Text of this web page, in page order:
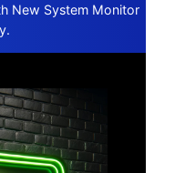
New System Monitor